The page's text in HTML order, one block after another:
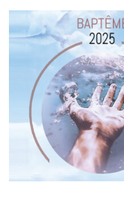
Media